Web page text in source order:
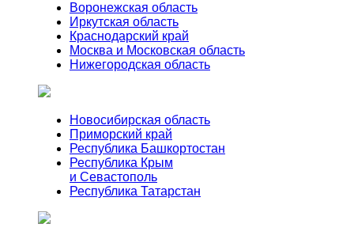
Воронежская область
Иркутская область
Краснодарский край
Москва и Московская область
Нижегородская область
Новосибирская область
Приморский край
Республика Башкортостан
Республика Крым
и Севастополь
Республика Татарстан